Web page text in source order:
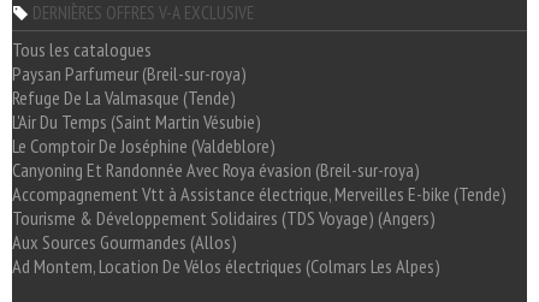
DERNIÈRES OFFRES V-A EXCLUSIVE
Tous les catalogues
Paysan Parfumeur (Breil-sur-roya)
Refuge De La Valmasque (Tende)
L'Air Du Temps (Saint Martin Vésubie)
Le Comptoir De Joséphine (Valdeblore)
Canyoning Et Randonnée Avec Roya évasion (Breil-sur-roya)
Accompagnement Vtt à Assistance électrique, Merveilles E-bike (Tende)
Tourisme & Développement Solidaires (TDS Voyage) (Angers)
Aux Sources Gourmandes (Allos)
Ad Montem, Location De Vélos électriques (Colmars Les Alpes)